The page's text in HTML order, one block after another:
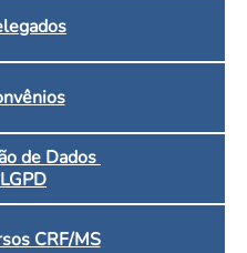
de Dados
LGPD
CRF/MS